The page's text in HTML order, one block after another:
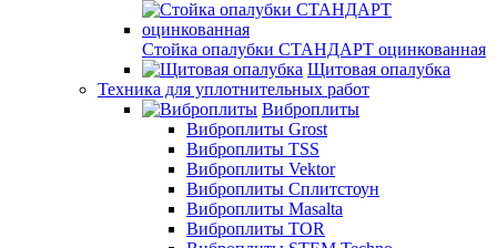
Стойка опалубки СТАНДАРТ оцинкованная
Щитовая опалубка
Техника для уплотнительных работ
Виброплиты
Виброплиты Grost
Виброплиты TSS
Виброплиты Vektor
Виброплиты Сплитстоун
Виброплиты Masalta
Виброплиты TOR